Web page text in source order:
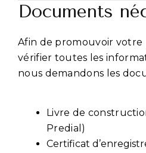
Documents
Afin de promouvoir
vérifier toutes les
nous demandons les
Livre de
Predial)
Certificat